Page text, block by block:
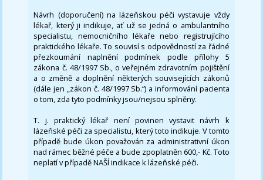
Návrh (doporučení) na lázeňskou péči vystavuje vždy
lékař, který ji indikuje, ať už se jedná o ambulantního
specialistu, nemocničního lékaře nebo registrujícího
praktického lékaře. To souvisí s odpovědností za řádné
přezkoumání naplnění podmínek podle přílohy 5
zákona č. 48/1997 Sb., o veřejném zdravotním pojištění
a o změně a doplnění některých souvisejících zákonů
(dále jen „zákon č. 48/1997 Sb.“) a informování pacienta
o tom, zda tyto podmínky jsou/nejsou splněny.
T. j. praktický lékař není povinen vystavit návrh k
lázeňské péči za specialistu, který toto indikuje. V tomto
případě bude úkon považován za administrativní úkon
nad rámec běžné péče a bude zpoplatněn 600,- Kč. Toto
neplatí v případě NAŠÍ indikace k lázeňské péči.